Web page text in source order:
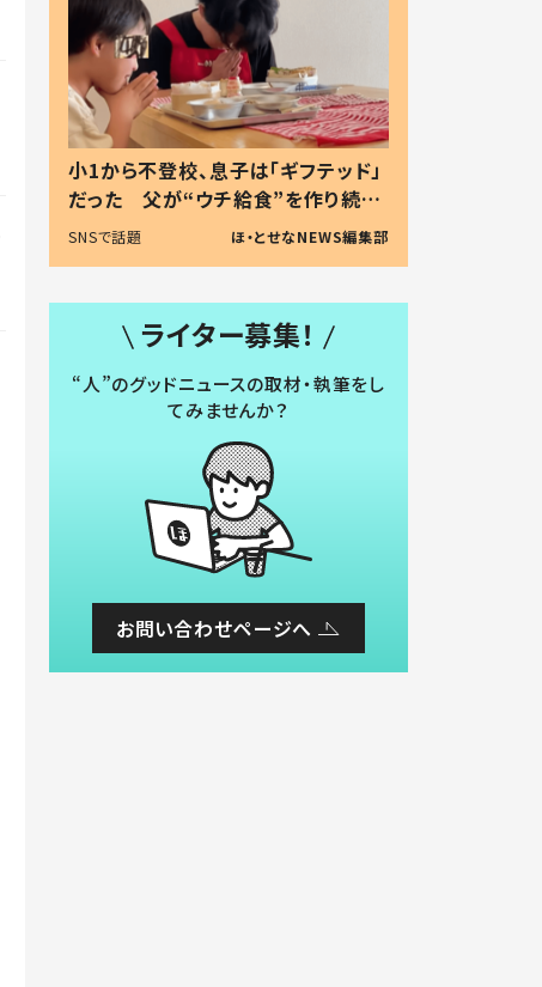
小1から不登校、息子は「ギフテッド」
だった 父が“ウチ給食”を作り続け
る理由とは #令和の親 #令和の子
SNSで話題 ほ・とせなNEWS編集部
ライター募集！
“人”のグッドニュースの取材・執筆をし
てみませんか？
お問い合わせページへ